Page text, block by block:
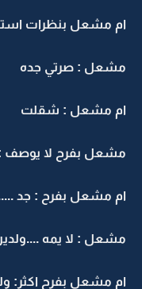
ام مشعل بنظرات
مشعل : صرتي جده
ام مشعل : شقلت
مشعل بفرح لا يوصف
ام مشعل بفرح : جد
مشعل : لا يمه
ام مشعل بفرح اكثر: